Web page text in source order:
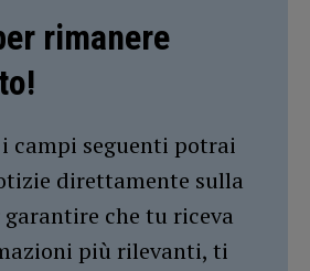
rimanere
campi seguenti potrai
direttamente sulla
che tu riceva
più rilevanti, ti